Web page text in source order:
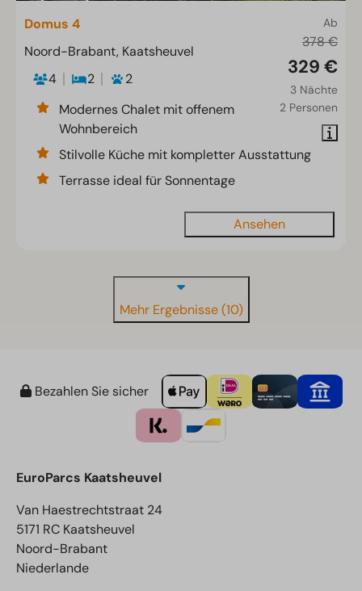
Ab
378 €
329 €
3 Nächte
2 Personen
Domus 4
Noord-Brabant, Kaatsheuvel
4
2
2
Modernes Chalet mit offenem
Wohnbereich
Stilvolle Küche mit kompletter Ausstattung
Terrasse ideal für Sonnentage
Ansehen
Mehr Ergebnisse (10)
Bezahlen Sie sicher
EuroParcs Kaatsheuvel
Van Haestrechtstraat 24
5171 RC Kaatsheuvel
Noord-Brabant
Niederlande